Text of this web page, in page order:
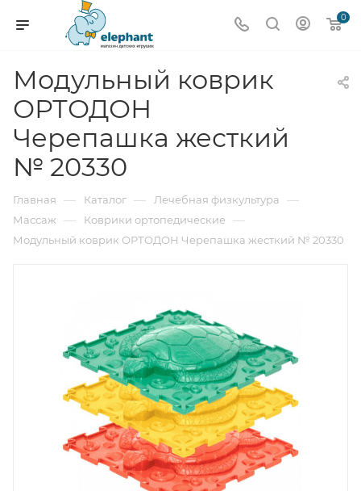
0
Модульный коврик
ОРТОДОН
Черепашка жесткий
№ 20330
Главная — Каталог — Лечебная физкультура —
Массаж — Коврики ортопедические —
Модульный коврик ОРТОДОН Черепашка жесткий № 20330